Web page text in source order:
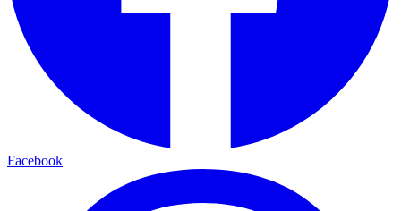
Facebook